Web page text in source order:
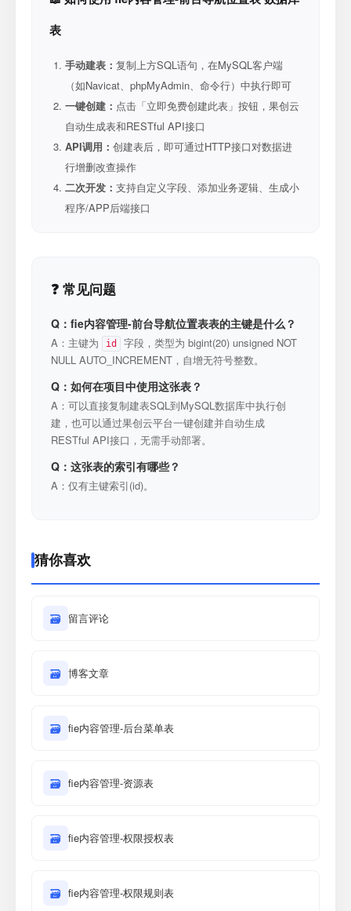
表
手动建表： 复制上方SQL语句，在MySQL客户端
（如Navicat、phpMyAdmin、命令行）中执行即可
一键创建： 点击「立即免费创建此表」按钮，果创云
自动生成表和RESTful API接口
API调用： 创建表后，即可通过HTTP接口对数据进
行增删改查操作
二次开发： 支持自定义字段、添加业务逻辑、生成小
程序/APP后端接口
❓ 常见问题
Q：fie内容管理-前台导航位置表表的主键是什么？
A：主键为 id
字段，类型为 bigint(20) unsigned NOT
NULL AUTO_INCREMENT，自增无符号整数。
Q：如何在项目中使用这张表？
A：可以直接复制建表SQL到MySQL数据库中执行创
建，也可以通过果创云平台一键创建并自动生成
RESTful API接口，无需手动部署。
Q：这张表的索引有哪些？
A：仅有主键索引(id)。
猜你喜欢
🗃 留言评论
🗃 博客文章
🗃 fie内容管理-后台菜单表
🗃 fie内容管理-资源表
🗃 fie内容管理-权限授权表
🗃 fie内容管理-权限规则表